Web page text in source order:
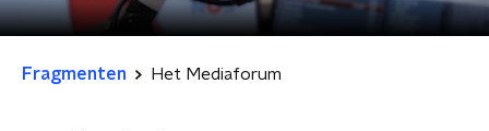
Fragmenten Het Mediaforum